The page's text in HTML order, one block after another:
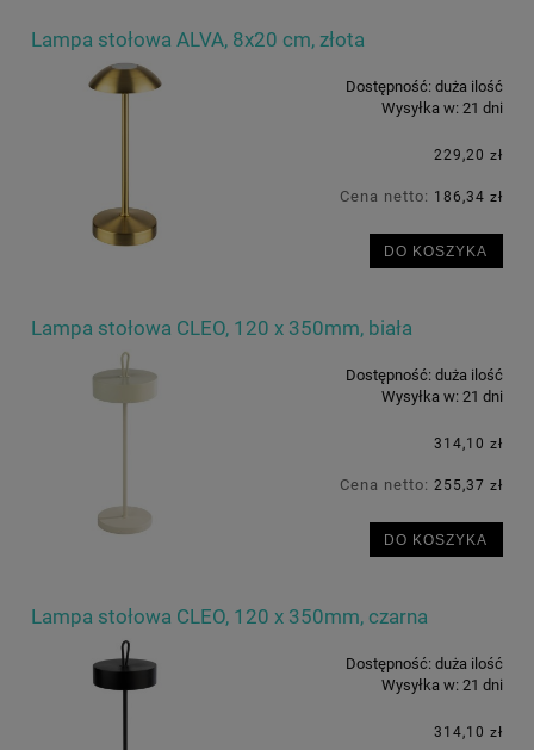
Lampa stołowa ALVA, 8x20 cm, złota
Dostępność: duża ilość
Wysyłka w: 21 dni
229,20 zł
Cena netto: 186,34 zł
DO KOSZYKA
Lampa stołowa CLEO, 120 x 350mm, biała
Dostępność: duża ilość
Wysyłka w: 21 dni
314,10 zł
Cena netto: 255,37 zł
DO KOSZYKA
Lampa stołowa CLEO, 120 x 350mm, czarna
Dostępność: duża ilość
Wysyłka w: 21 dni
314,10 zł